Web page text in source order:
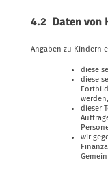
4.2 Daten von
Angaben zu Kindern
diese
diese
werden,
dieser
wir